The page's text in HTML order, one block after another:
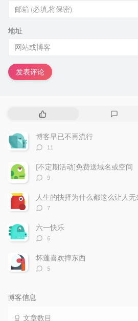
地址
发表评论
热
文
章
博客早已不再流行
评
数：
11
[不定期活动]免费送域名或空间
评
数：
9
人生的抉择为什么都这么让人无
评
数：
7
六一快乐
评
数：
6
坏蓬喜欢摔东西
评
5
博客信息
文章数目